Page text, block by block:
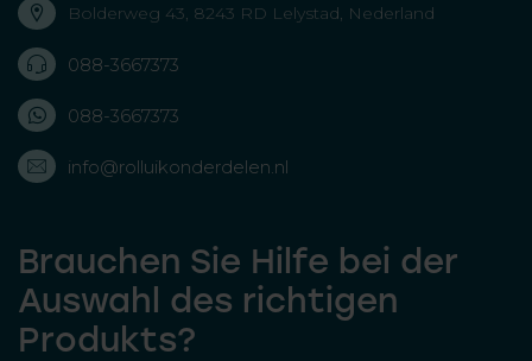
Bolderweg 43, 8243 RD Lelystad, Nederland
088-3667373
088-3667373
info@rolluikonderdelen.nl
Brauchen Sie Hilfe bei der
Auswahl des richtigen
Produkts?